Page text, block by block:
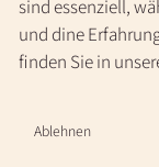
sind essenziell,
und dine
finden Sie in
Ablehnen